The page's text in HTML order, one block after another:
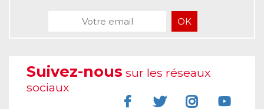
Suivez-nous sur les réseaux
sociaux